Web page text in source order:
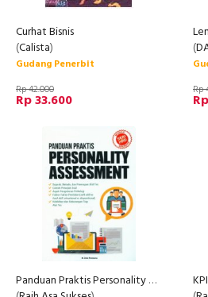
Curhat Bisnis
(Calista)
Gudang Penerbit
Rp 42.000
Rp 33.600
(
Rp
Panduan Praktis Personality Assesment